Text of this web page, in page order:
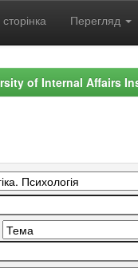
Перегляд
of Internal Affairs